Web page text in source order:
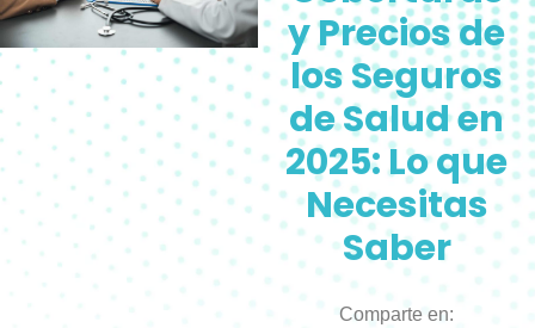
y Precios de
los Seguros
de Salud en
2025: Lo que
Necesitas
Saber
Comparte en: